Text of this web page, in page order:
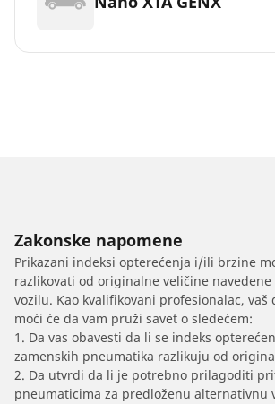
Zakonske napomene
Prikazani indeksi opterećenja i/ili brzine
razlikovati od originalne veličine navedene
vozilu. Kao kvalifikovani profesionalac,
moći će da vam pruži savet o sledećem:
1. Da vas obavesti da li se indeks
zamenskih pneumatika razlikuju od
2. Da utvrdi da li je potrebno prilagoditi
pneumaticima za predloženu alternativnu